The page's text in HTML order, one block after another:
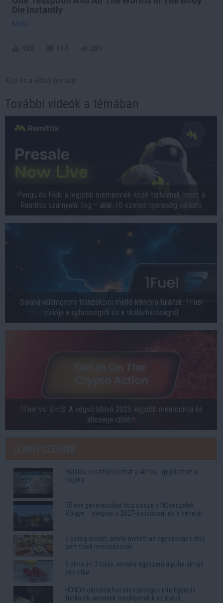
Die Instantly
More
További videók a témában
Pengu és Floki a legjobb mémérmék közé tartoznak most; a
Remittix szárnyalni fog – akár 10-szeres nyereség várható
Solana villámgyors tranzakciói méltó kihívóra találtak: 1Fuel
víziója a sebességről és a skálázhatóságról
1Fuel vs. SHIB: A végső kihívó 2025 legjobb mémcoinja és
altcoinja címért
Halálos veszélyt hozhat a 40 fok: így jelezhet a
hőguta
35 éve generációkat hoz össze a Művészetek
Völgye – megvan a 2027-es időpont és a bérletár
5 görög recept, amely mellett az egészséges étel
sem tűnik lemondásnak
3 alma és 3 tojás: ennyire egyszerű a puha almás
pite titka
HONOR okostelefon mesterséges intelligencia
funkciók, amelyek megkönnyítik az életet